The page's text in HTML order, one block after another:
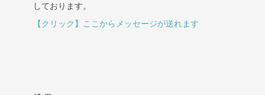
しております。
【クリック】ここからメッセージが送れます